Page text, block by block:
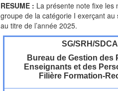
RESUME : La présente note fixe les
groupe de la catégorie I exerçant
au titre de l’année 2025.
SG/SRH/
Bureau de Gestion des
Enseignants et des
Filière Formation-